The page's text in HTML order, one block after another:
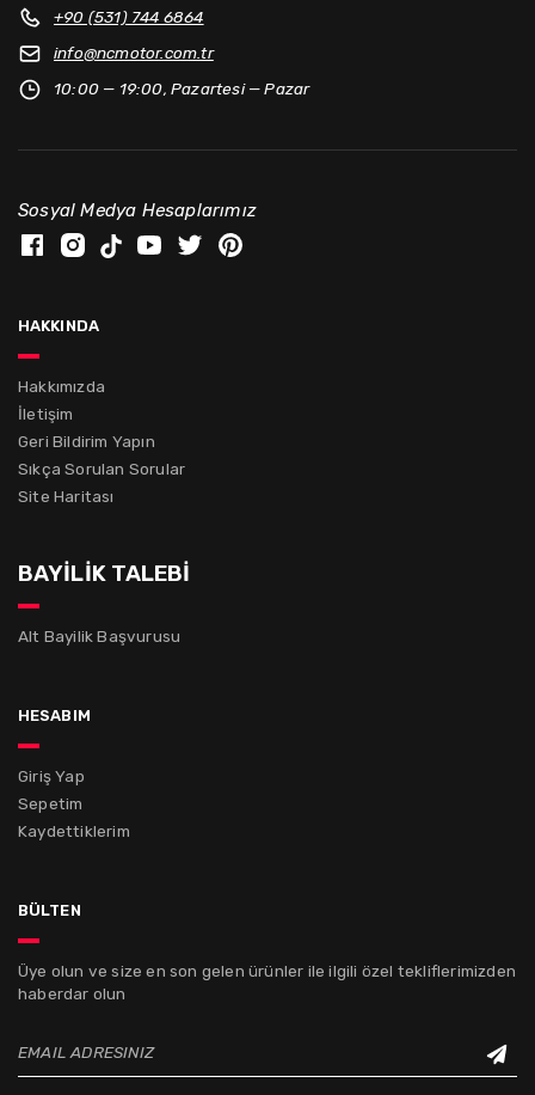
+90 (531) 744 6864
info@ncmotor.com.tr
10:00 — 19:00, Pazartesi — Pazar
Sosyal Medya Hesaplarımız
hakkında
Hakkımızda
İletişim
Geri Bildirim Yapın
Sıkça Sorulan Sorular
Site Haritası
BAYİLİK TALEBİ
Alt Bayilik Başvurusu
hesabım
Giriş Yap
Sepetim
Kaydettiklerim
bülten
Üye olun ve size en son gelen ürünler ile ilgili özel tekliflerimizden
haberdar olun
EMAIL ADRESINIZ